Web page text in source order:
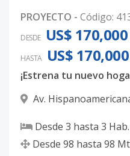
PROYECTO - Código:
DESDE US$ 170,000
HASTA US$ 170,000
Av.
Desde 3 hasta 3 Hab.
Desde 98 hasta 98